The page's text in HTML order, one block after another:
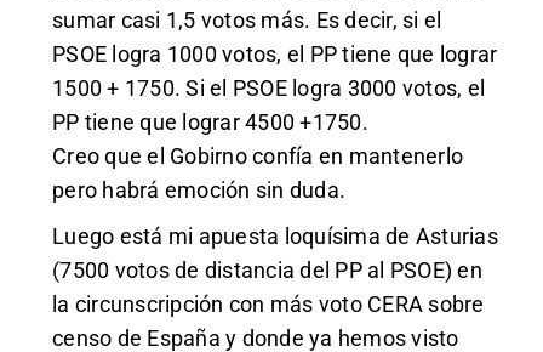
sumar casi 1,5 votos más. Es decir, si el
PSOE logra 1000 votos, el PP tiene que lograr
1500 + 1750. Si el PSOE logra 3000 votos, el
PP tiene que lograr 4500 +1750.
Creo que el Gobirno confía en mantenerlo
pero habrá emoción sin duda.
Luego está mi apuesta loquísima de Asturias
(7500 votos de distancia del PP al PSOE) en
la circunscripción con más voto CERA sobre
censo de España y donde ya hemos visto